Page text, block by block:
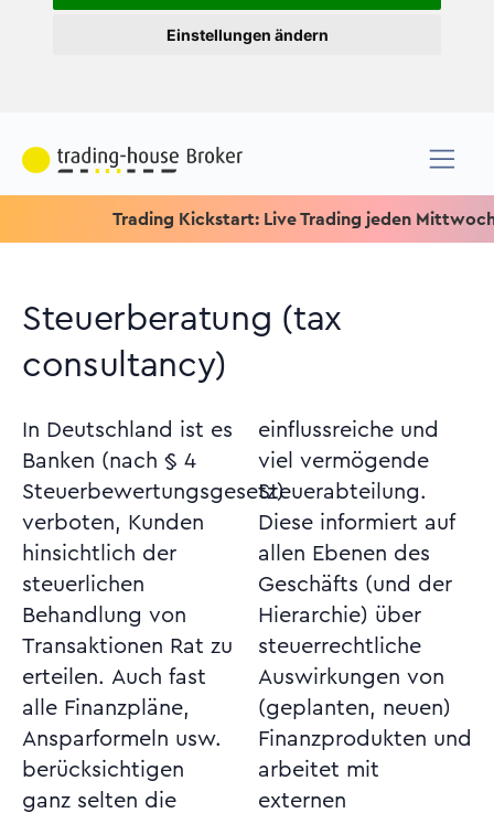
Einstellungen ändern
Trading Kickstart: Live Trading jeden Mittwoch um
Steuerberatung (tax
consultancy)
In Deutschland ist es
Banken (nach § 4
Steuerbewertungsgesetz)
verboten, Kunden
hinsichtlich der
steuerlichen
Behandlung von
Transaktionen Rat zu
erteilen. Auch fast
alle Finanzpläne,
Ansparformeln usw.
berücksichtigen
ganz selten die
einflussreiche und
viel vermögende
Steuerabteilung.
Diese informiert auf
allen Ebenen des
Geschäfts (und der
Hierarchie) über
steuerrechtliche
Auswirkungen von
(geplanten, neuen)
Finanzprodukten und
arbeitet mit
externen